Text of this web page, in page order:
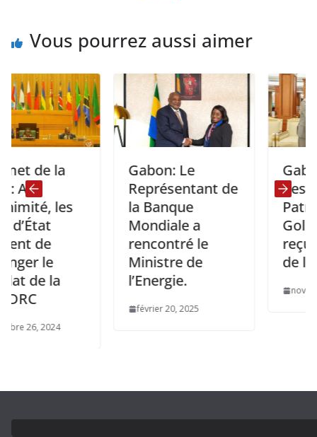
Vous pourrez aussi aimer
la
les
la
Gabon: Le
Représentant de
la Banque
Mondiale a
rencontré le
Ministre de
l’Energie.
février 20, 2025
Gabon/
des
Patron de
Golden
reçu par
de l’État
novembre 5,